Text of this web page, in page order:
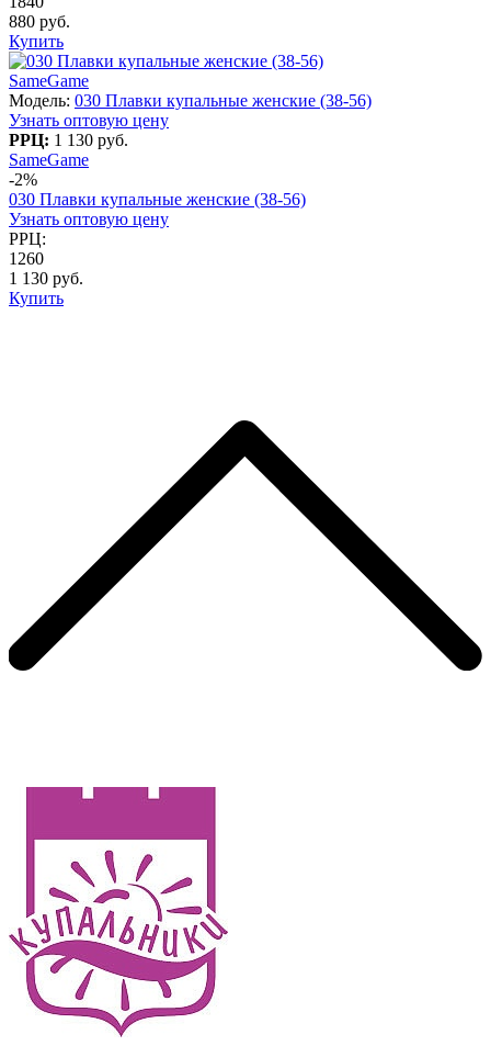
880 руб.
Купить
SameGame
Модель: 030 Плавки купальные женские (38-56)
Узнать оптовую цену
РРЦ: 1 130 руб.
SameGame
-2%
030 Плавки купальные женские (38-56)
Узнать оптовую цену
РРЦ:
1260
1 130 руб.
Купить